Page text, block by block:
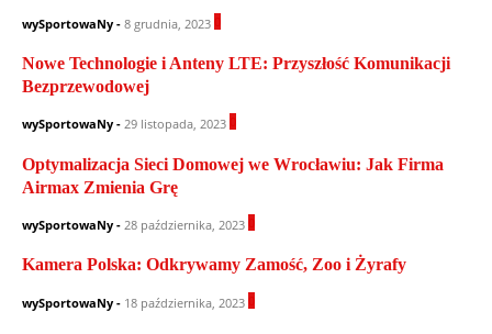
wySportowaNy - 8 grudnia, 2023
Nowe Technologie i Anteny LTE: Przyszłość Komunikacji
Bezprzewodowej
wySportowaNy - 29 listopada, 2023
Optymalizacja Sieci Domowej we Wrocławiu: Jak Firma
Airmax Zmienia Grę
wySportowaNy - 28 października, 2023
Kamera Polska: Odkrywamy Zamość, Zoo i Żyrafy
wySportowaNy - 18 października, 2023